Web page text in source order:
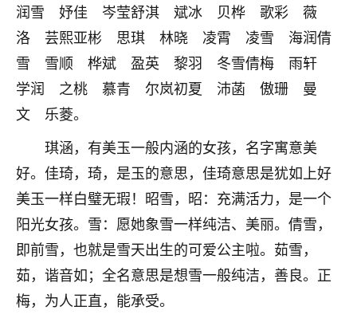
润雪 妤佳 岑莹舒淇 斌冰 贝桦 歌彩 薇
洛 芸熙亚彬 思琪 林晓 凌霄 凌雪 海润倩
雪 雪顺 桦斌 盈英 黎羽 冬雪倩梅 雨轩
学润 之桃 慕青 尔岚初夏 沛菡 傲珊 曼
文 乐菱。
琪涵，有美玉一般内涵的女孩，名字寓意美
好。佳琦，琦，是玉的意思，佳琦意思是犹如上好
美玉一样白璧无瑕！昭雪，昭：充满活力，是一个
阳光女孩。雪：愿她象雪一样纯洁、美丽。倩雪，
即前雪，也就是雪天出生的可爱公主啦。茹雪，
茹，谐音如；全名意思是想雪一般纯洁，善良。正
梅，为人正直，能承受。
心心相印
我身体不太好，总是病病殃殃的，去检查又没什么大
问题，反正就是不舒服。中医西医看遍了，找不到问
题，后来无意中看到有人推荐慧来老师，跟老师聊过
之后，心情豁然开朗，也听老师建议，处理了一些因
果问题。今年以来，身体比以前好多，主要是心情好
鹿森 ：是的，其实跟老师聊过之后，最大的感
触，首先就是心态会变好，万般皆是命，半点
不由人！
1天前 来自四川
金白水清
我也想找老师看看，有没有人给个联系方式的啊？